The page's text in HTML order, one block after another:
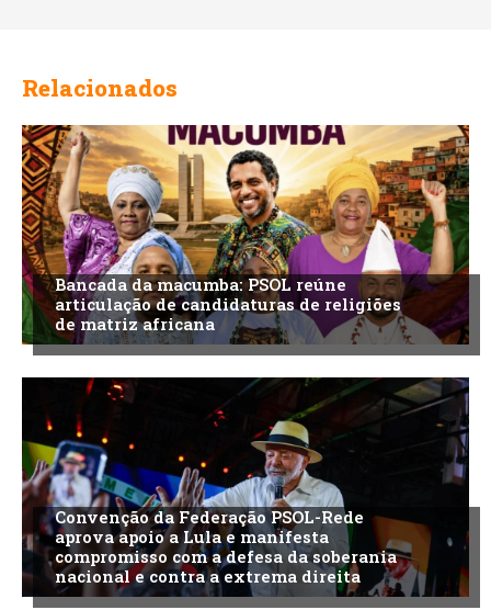
Relacionados
Bancada da macumba: PSOL reúne
articulação de candidaturas de religiões
de matriz africana
Convenção da Federação PSOL-Rede
aprova apoio a Lula e manifesta
compromisso com a defesa da soberania
nacional e contra a extrema direita